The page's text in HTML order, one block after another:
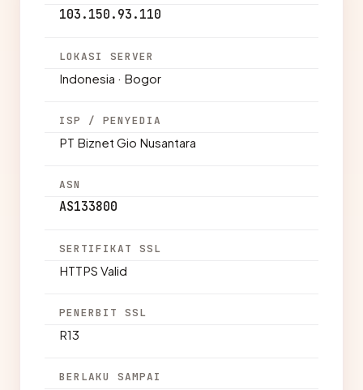
103.150.93.110
LOKASI SERVER
Indonesia · Bogor
ISP / PENYEDIA
PT Biznet Gio Nusantara
ASN
AS133800
SERTIFIKAT SSL
HTTPS Valid
PENERBIT SSL
R13
BERLAKU SAMPAI